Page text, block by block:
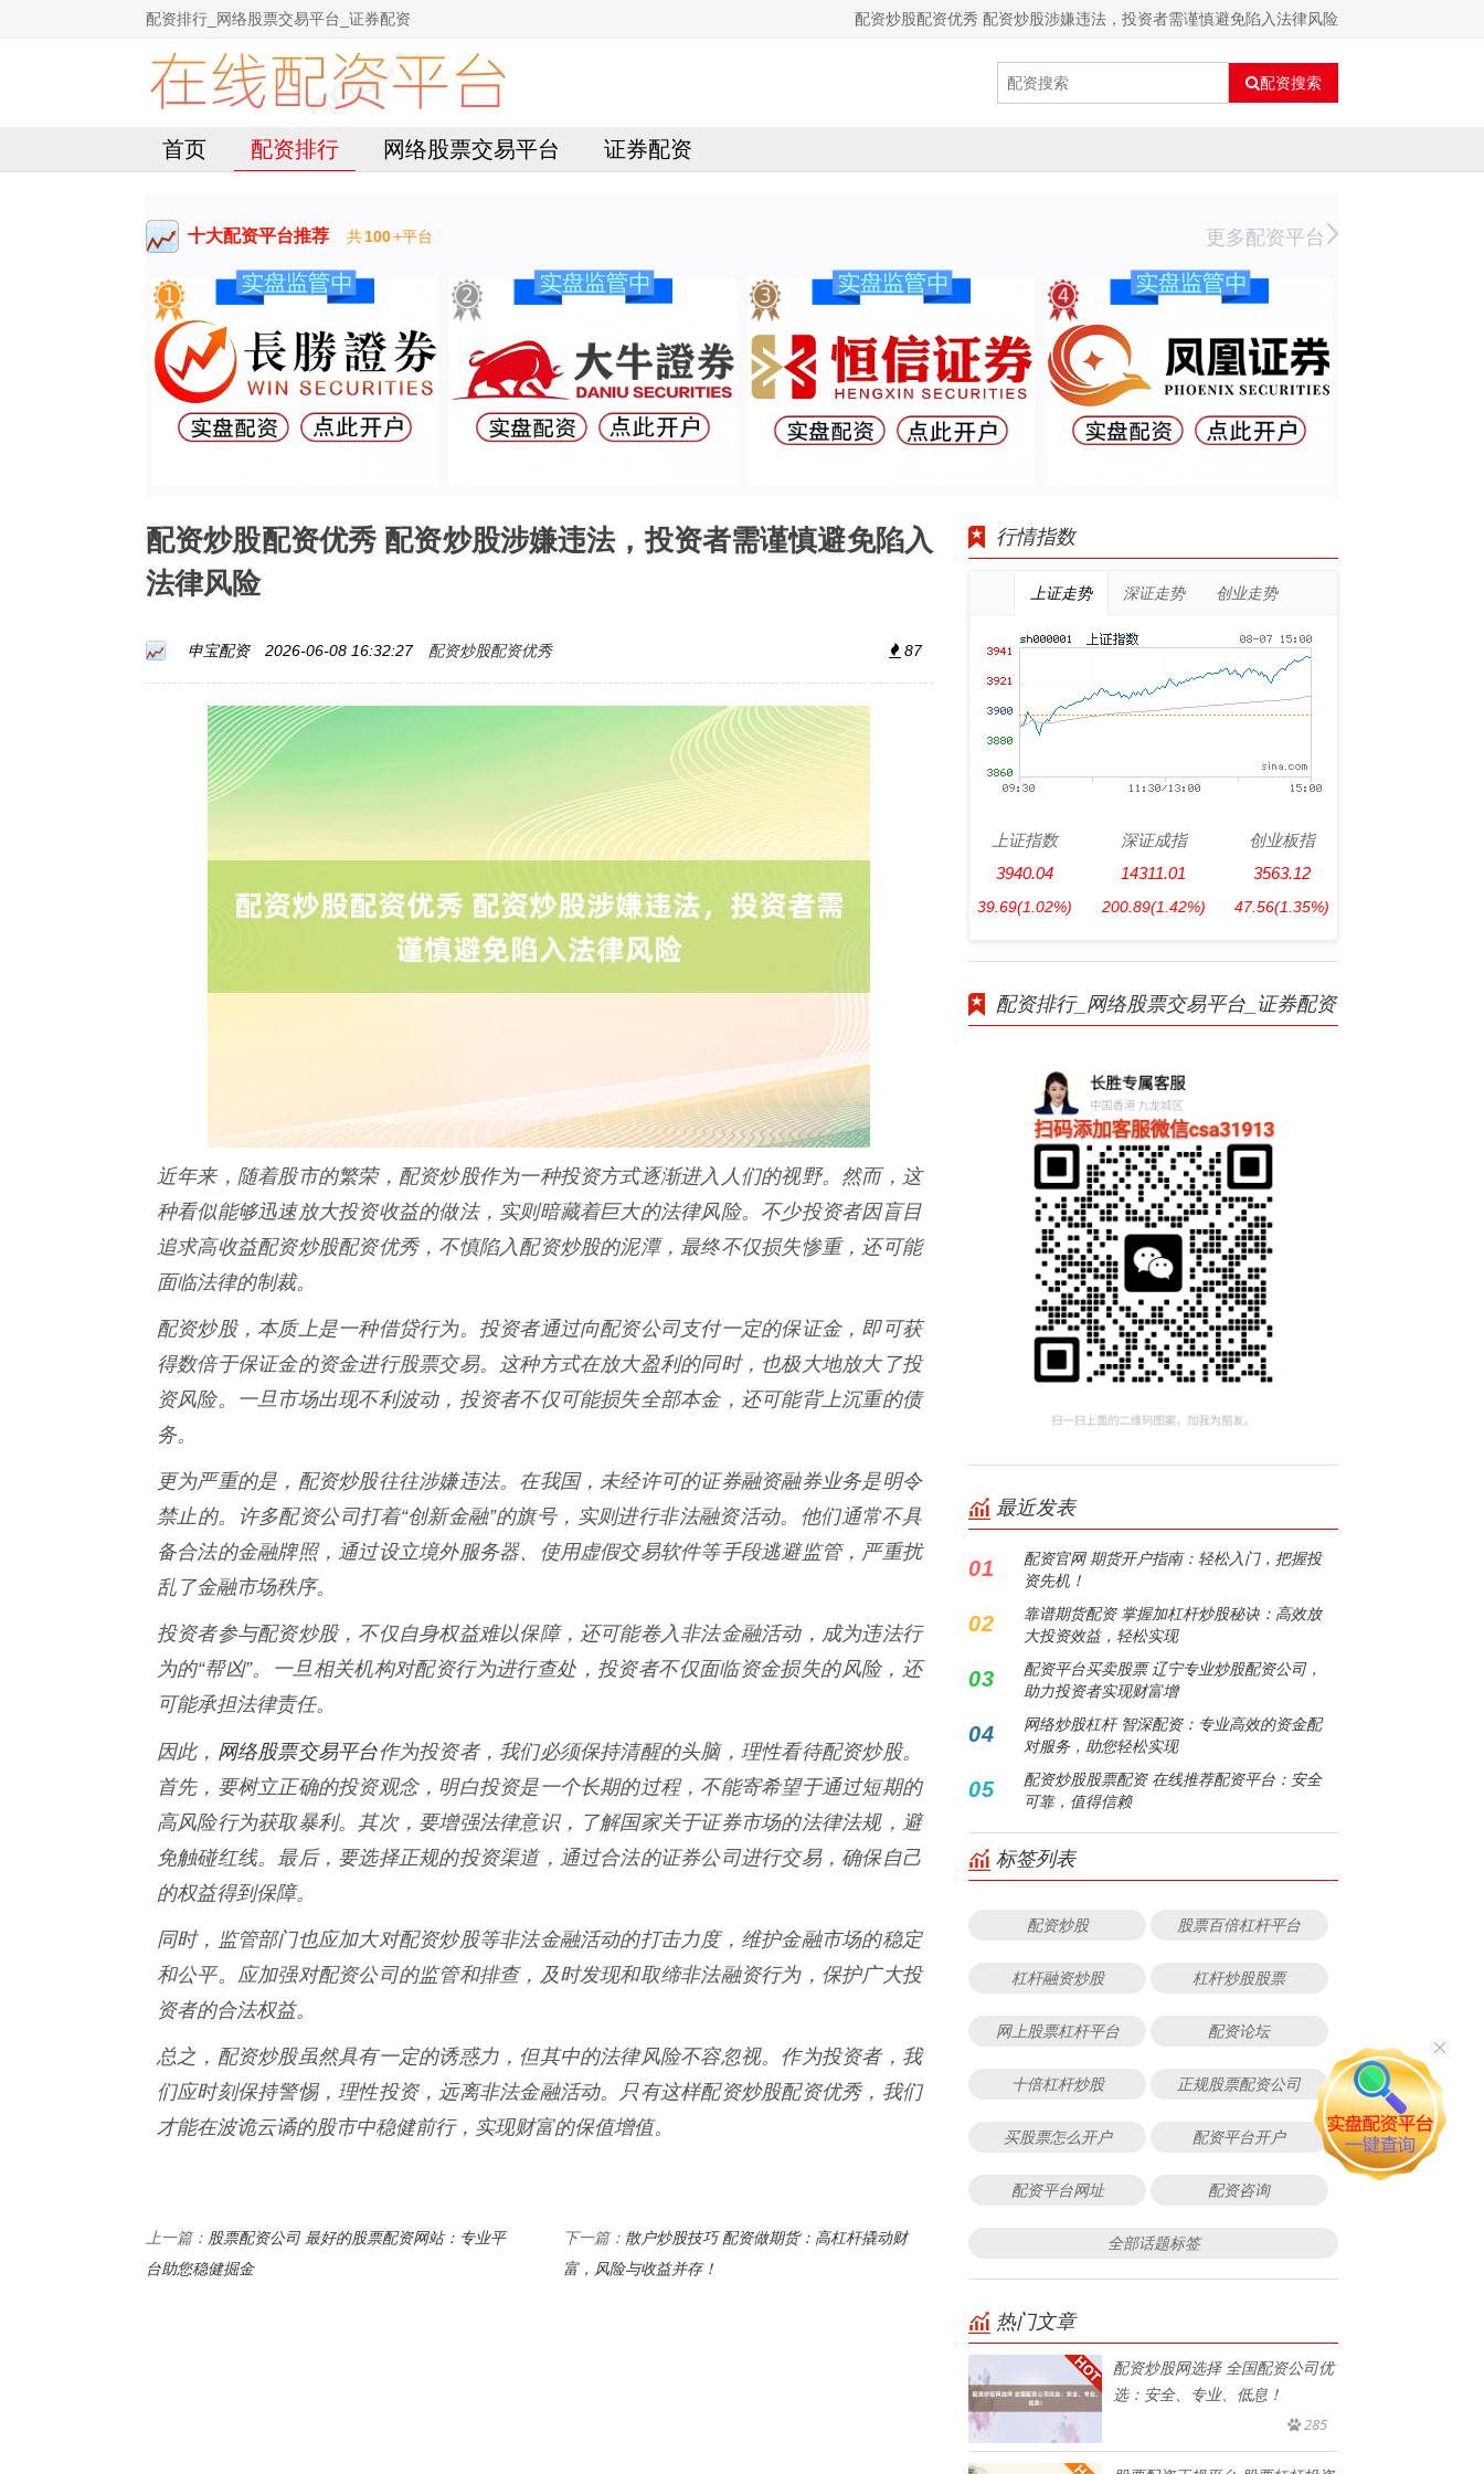
配资排行_网络股票交易平台_证券配资 配资炒股配资优秀 配资炒股涉嫌违法，投资者需谨慎避免陷入法律风险
配资搜索
首页 配资排行 网络股票交易平台 证券配资
十大配资平台推荐 共100+平台 更多配资平台
配资炒股配资优秀 配资炒股涉嫌违法，投资者需谨慎避免陷入
法律风险
申宝配资 2026-06-08 16:32:27 配资炒股配资优秀 87
近年来，随着股市的繁荣，配资炒股作为一种投资方式逐渐进入人们的视野。然而，这
种看似能够迅速放大投资收益的做法，实则暗藏着巨大的法律风险。不少投资者因盲目
追求高收益配资炒股配资优秀，不慎陷入配资炒股的泥潭，最终不仅损失惨重，还可能
面临法律的制裁。
配资炒股，本质上是一种借贷行为。投资者通过向配资公司支付一定的保证金，即可获
得数倍于保证金的资金进行股票交易。这种方式在放大盈利的同时，也极大地放大了投
资风险。一旦市场出现不利波动，投资者不仅可能损失全部本金，还可能背上沉重的债
务。
更为严重的是，配资炒股往往涉嫌违法。在我国，未经许可的证券融资融券业务是明令
禁止的。许多配资公司打着“创新金融”的旗号，实则进行非法融资活动。他们通常不具
备合法的金融牌照，通过设立境外服务器、使用虚假交易软件等手段逃避监管，严重扰
乱了金融市场秩序。
投资者参与配资炒股，不仅自身权益难以保障，还可能卷入非法金融活动，成为违法行
为的“帮凶”。一旦相关机构对配资行为进行查处，投资者不仅面临资金损失的风险，还
可能承担法律责任。
因此， 网络股票交易平台作为投资者，我们必须保持清醒的头脑，理性看待配资炒股。
首先，要树立正确的投资观念，明白投资是一个长期的过程，不能寄希望于通过短期的
高风险行为获取暴利。其次，要增强法律意识，了解国家关于证券市场的法律法规，避
免触碰红线。最后，要选择正规的投资渠道，通过合法的证券公司进行交易，确保自己
的权益得到保障。
同时，监管部门也应加大对配资炒股等非法金融活动的打击力度，维护金融市场的稳定
和公平。应加强对配资公司的监管和排查，及时发现和取缔非法融资行为，保护广大投
资者的合法权益。
总之，配资炒股虽然具有一定的诱惑力，但其中的法律风险不容忽视。作为投资者，我
们应时刻保持警惕，理性投资，远离非法金融活动。只有这样配资炒股配资优秀，我们
才能在波诡云谲的股市中稳健前行，实现财富的保值增值。
上一篇： 股票配资公司 最好的股票配资网站：专业平
台助您稳健掘金
下一篇： 散户炒股技巧 配资做期货：高杠杆撬动财
富，风险与收益并存！
行情指数
上证走势 深证走势 创业走势
上证指数
3940.04
39.69(1.02%)
深证成指
14311.01
200.89(1.42%)
创业板指
3563.12
47.56(1.35%)
配资排行_网络股票交易平台_证券配资
最近发表
01
配资官网 期货开户指南：轻松入门，把握投
资先机！
02
靠谱期货配资 掌握加杠杆炒股秘诀：高效放
大投资效益，轻松实现
03
配资平台买卖股票 辽宁专业炒股配资公司，
助力投资者实现财富增
04
网络炒股杠杆 智深配资：专业高效的资金配
对服务，助您轻松实现
05
配资炒股股票配资 在线推荐配资平台：安全
可靠，值得信赖
标签列表
配资炒股 股票百倍杠杆平台
杠杆融资炒股 杠杆炒股股票
网上股票杠杆平台 配资论坛
十倍杠杆炒股 正规股票配资公司
买股票怎么开户 配资平台开户
配资平台网址 配资咨询
全部话题标签
热门文章
配资炒股网选择 全国配资公司优
选：安全、专业、低息！
285